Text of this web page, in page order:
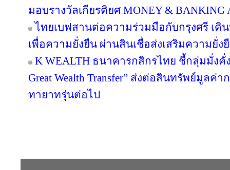
มอบรางวัลเกียรติยศ MONEY & BANKING
ไทยเบฟสานต่อความร่วมมือกับกรุงศรี เดิ
เพื่อความยั่งยืน ผ่านสินเชื่อส่งเสริมความยั่ง
K WEALTH ธนาคารกสิกรไทย ชี้กลุ่มมั่งคั่
Great Wealth Transfer” ส่งต่อสินทรัพย์มูลค่
ทายาทรุ่นต่อไป